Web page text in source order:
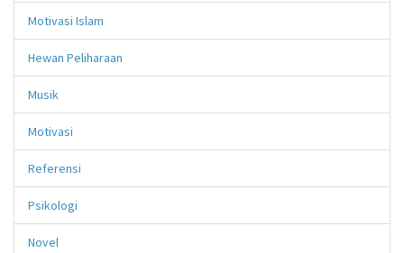
Motivasi Islam
Hewan Peliharaan
Musik
Motivasi
Referensi
Psikologi
Novel